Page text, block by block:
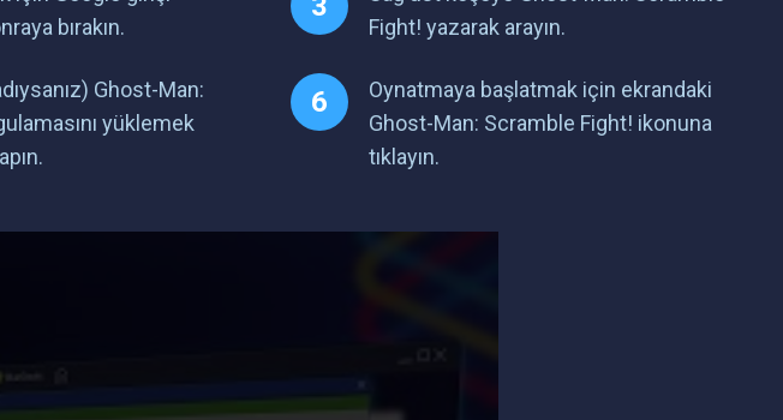
bırakın.
Fight! yazarak arayın.
Ghost-Man:
yüklemek
Oynatmaya başlatmak için ekrandaki
Ghost-Man: Scramble Fight! ikonuna
tıklayın.